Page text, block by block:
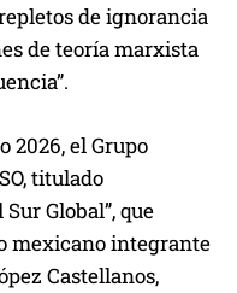
de ignorancia
de teoría marxista
2026, el Grupo
titulado
Global”, que
mexicano integrante
Castellanos,